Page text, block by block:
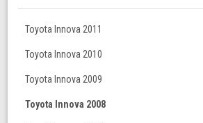
Toyota Innova 2011
Toyota Innova 2010
Toyota Innova 2009
Toyota Innova 2008